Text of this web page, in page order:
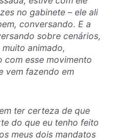
no gabinete – ele ali
conversando. E a
sobre cenários,
animado,
com esse movimento
vem fazendo em
ter certeza de que
do que eu tenho feito
meus dois mandatos